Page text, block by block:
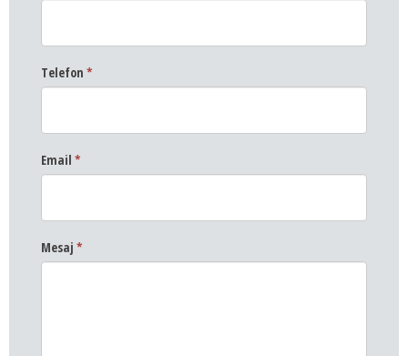
Telefon *
Email *
Mesaj *